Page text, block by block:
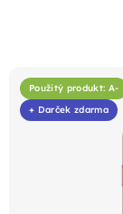
Použitý produkt: A-
+ Darček zdarma